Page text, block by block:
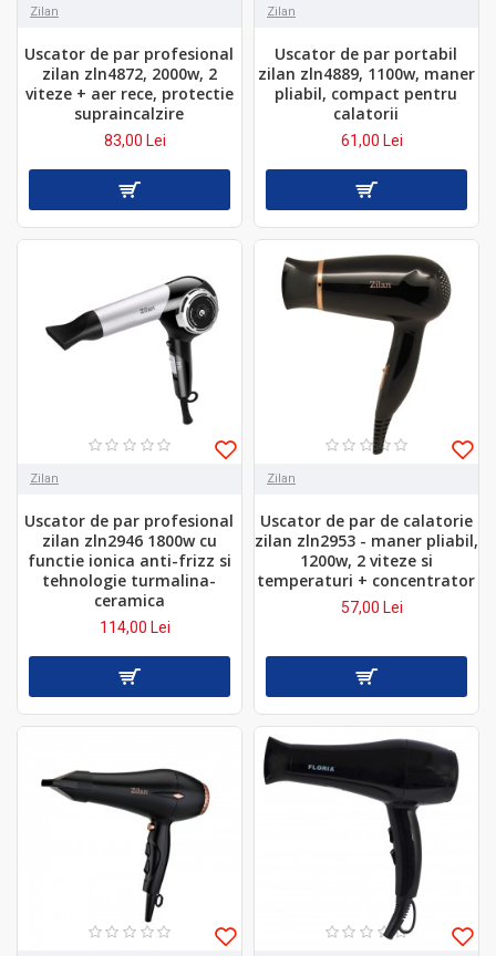
Zilan
Uscator de par profesional
zilan zln4872, 2000w, 2
viteze + aer rece, protectie
supraincalzire
83,00 Lei
Zilan
Uscator de par portabil
zilan zln4889, 1100w, maner
pliabil, compact pentru
calatorii
61,00 Lei
Zilan
Uscator de par profesional
zilan zln2946 1800w cu
functie ionica anti-frizz si
tehnologie turmalina-
ceramica
114,00 Lei
Zilan
Uscator de par de calatorie
zilan zln2953 - maner pliabil,
1200w, 2 viteze si
temperaturi + concentrator
57,00 Lei